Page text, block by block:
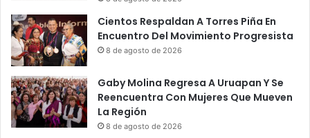
Cientos Respaldan A Torres Piña En
Encuentro Del Movimiento Progresista
8 de agosto de 2026
Gaby Molina Regresa A Uruapan Y Se
Reencuentra Con Mujeres Que Mueven
La Región
8 de agosto de 2026